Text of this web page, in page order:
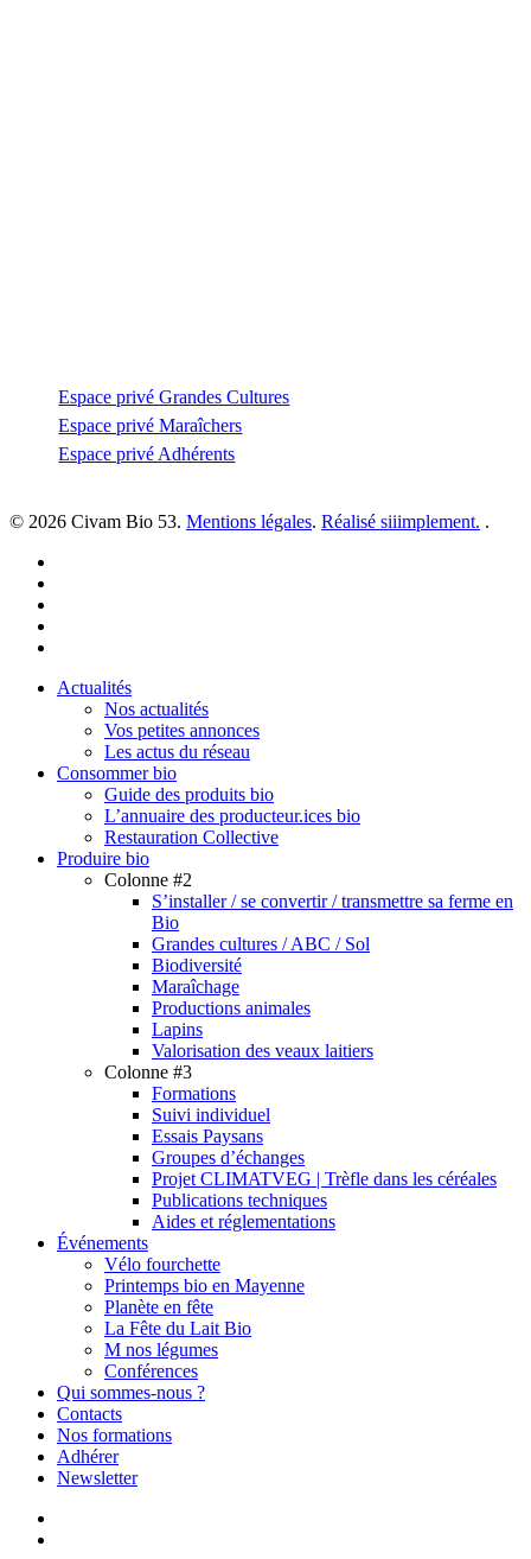
Espace privé Grandes Cultures
Espace privé Maraîchers
Espace privé Adhérents
© 2026 Civam Bio 53. Mentions légales. Réalisé siiimplement. .
Close
Actualités
Nos actualités
Vos petites annonces
Les actus du réseau
Consommer bio
Guide des produits bio
L’annuaire des producteur.ices bio
Restauration Collective
Produire bio
Colonne #2
S’installer / se convertir / transmettre sa ferme en
Bio
Grandes cultures / ABC / Sol
Biodiversité
Maraîchage
Productions animales
Lapins
Valorisation des veaux laitiers
Colonne #3
Formations
Suivi individuel
Essais Paysans
Groupes d’échanges
Projet CLIMATVEG | Trèfle dans les céréales
Publications techniques
Aides et réglementations
Événements
Vélo fourchette
Printemps bio en Mayenne
Planète en fête
La Fête du Lait Bio
M nos légumes
Conférences
Qui sommes-nous ?
Contacts
Nos formations
Adhérer
Newsletter